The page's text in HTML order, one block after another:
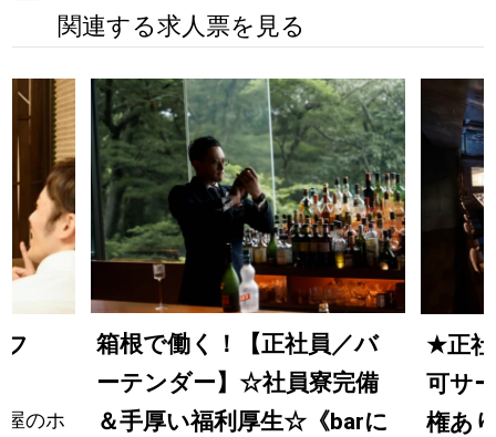
関連する求人票を見る
のホ
箱根で働く！【正社員／バ
ーテンダー】☆社員寮完備
＆手厚い福利厚生☆《barに
★正
可サ
権あ